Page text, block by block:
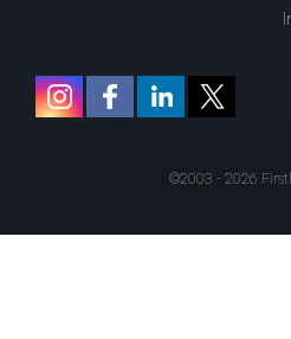
©2003 - 2026